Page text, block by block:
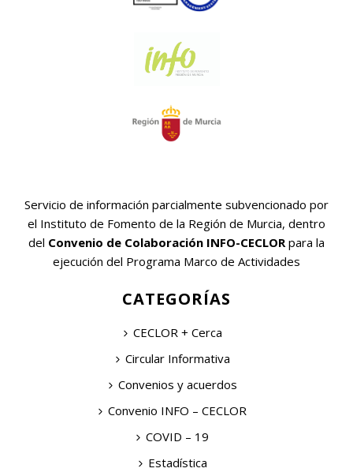
Servicio de información parcialmente subvencionado por
el Instituto de Fomento de la Región de Murcia, dentro
del Convenio de Colaboración INFO-CECLOR para la
ejecución del Programa Marco de Actividades
CATEGORÍAS
CECLOR + Cerca
Circular Informativa
Convenios y acuerdos
Convenio INFO – CECLOR
COVID – 19
Estadística